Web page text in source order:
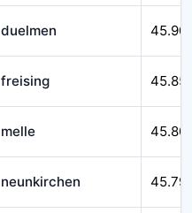
duelmen
freising
melle
neunkirchen